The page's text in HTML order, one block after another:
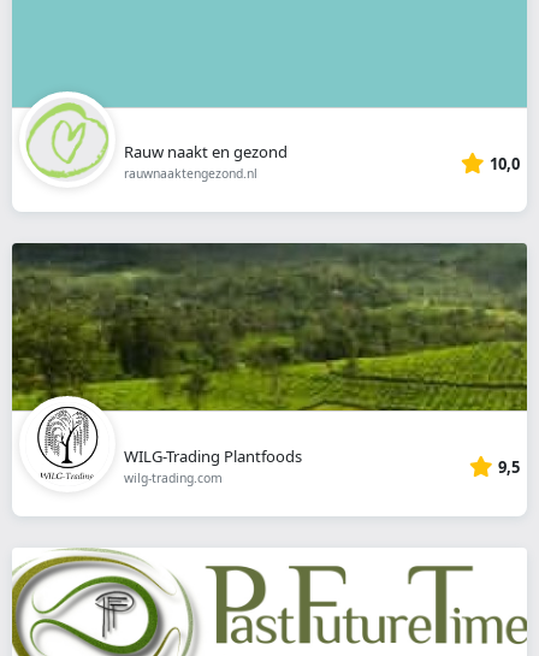
Rauw naakt en gezond
rauwnaaktengezond.nl 10,0
WILG-Trading Plantfoods
wilg-trading.com 9,5